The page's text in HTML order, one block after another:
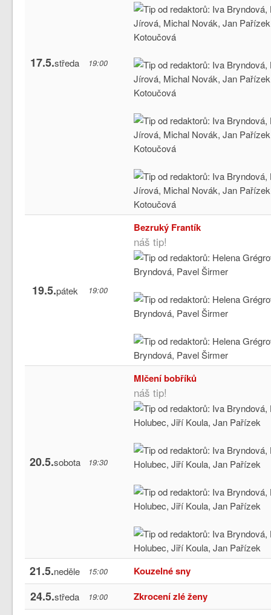
17.5.středa 19:00
19.5.pátek 19:00
Bezruký Frantík
náš tip!
20.5.sobota 19:30
Mlčení bobříků
náš tip!
21.5.neděle 15:00 Kouzelné sny
24.5.středa 19:00
Zkrocení zlé ženy